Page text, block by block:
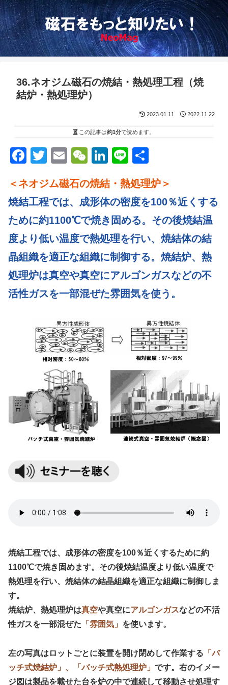
36.ネオジム磁石の焼結・熱処理工程（焼
結炉・熱処理炉）
2023.01.11 2022.11.22
この記事は約1分で読めます。
F
c
e
b
o
o
k
T
tt
er
E
ail
W
C
h
at
Li
k
e
dI
n
Li
e
ar
e
＜ネオジム磁石の焼結・熱処理炉＞
焼結工程では、成形体の密度を100％近くする
ために約1100℃で焼き固める。その後焼結温
度より低い温度で熱処理を行い、焼結体の結
晶組織を適正な組織に制御する。焼結炉、熱
処理炉は真空や真空にアルゴンガスなどの不
活性ガスを一部混ぜた雰囲気を使う。
焼結工程では、成形体の密度を100％近くするために約
1100℃で焼き固めます。その後焼結温度より低い温度で
熱処理を行い、焼結体の結晶組織を適正な組織に制御しま
す。
焼結炉、熱処理炉は真空や真空にアルゴンガスなどの不活
性ガスを一部混ぜた 「雰囲気」 を使います。
左の写真はロットごとに装置を開け閉めして作業する 「バ
ッチ式焼結炉」、「バッチ式熱処理炉」 です。右のイメー
ジ図は製品を載せた台を炉の中で連続して移動させ処理す